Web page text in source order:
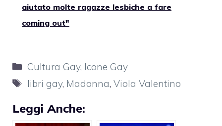
aiutato molte ragazze lesbiche a fare
coming out"
Categorie
Cultura Gay, Icone Gay
Tag
libri gay, Madonna,Viola Valentino
Leggi Anche: